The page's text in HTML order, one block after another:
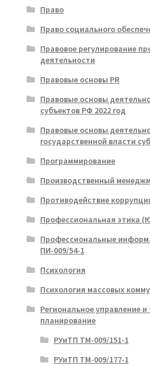
Право
Право социального
Правовое регулирование
деятельности
Правовые основы PR
Правовые основы
субъектов РФ 2022 год
Правовые основы
государственной власти
Программирование
Производственный
Противодействие
Профессиональная этика
Профессиональные
ПИ-009/54-1
Психология
Психология массовых
Региональное управление
планирование
РУиТП ТМ-009/151-1
РУиТП ТМ-009/177-1